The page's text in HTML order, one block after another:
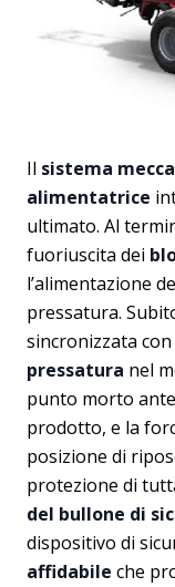
Il sistema
alimentatrice
ultimato. Al
fuoriuscita dei
l’alimentazione
pressatura.
sincronizzata
pressatura nel
punto morto
prodotto, e la
posizione di
protezione di
del bullone di
dispositivo di
affidabile che